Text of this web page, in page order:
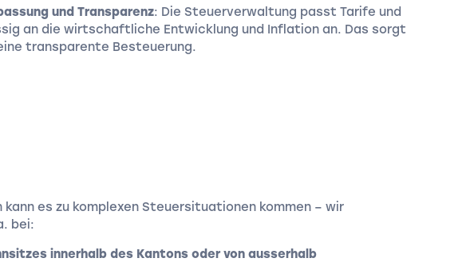
und Transparenz: Die Steuerverwaltung passt Tarife und
an die wirtschaftliche Entwicklung und Inflation an. Das sorgt
transparente Besteuerung.
kann es zu komplexen Steuersituationen kommen – wir
bei:
innerhalb des Kantons oder von ausserhalb